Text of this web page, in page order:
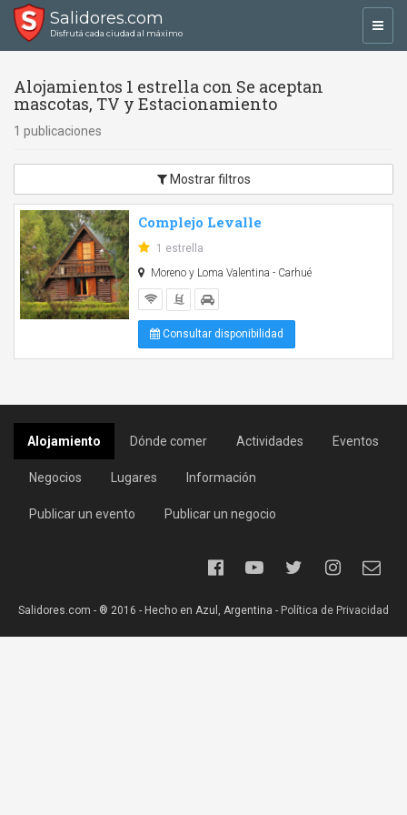
Salidores.com
Disfrutá cada ciudad al máximo
Alojamientos 1 estrella con Se aceptan
mascotas, TV y Estacionamiento
1 publicaciones
Mostrar filtros
Complejo Levalle
1 estrella
Moreno y Loma Valentina - Carhué
Consultar disponibilidad
Alojamiento Dónde comer Actividades Eventos
Negocios Lugares Información
Publicar un evento Publicar un negocio
Salidores.com - ® 2016 - Hecho en Azul, Argentina - Política de Privacidad